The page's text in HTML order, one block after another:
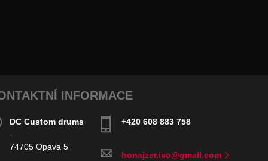
INFORMACE
DC Custom drums
-
74705 Opava 5
+420 608 883 758
honajzer.ivo@gmail.com